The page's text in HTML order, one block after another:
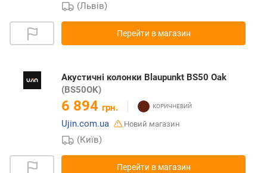
(Львів)
Перейти в магазин
Акустичні колонки Blaupunkt BS50 Oak
(BS50OK)
6 894 грн.
Ujin.com.ua
Новий магазин
(Київ)
Перейти в магазин